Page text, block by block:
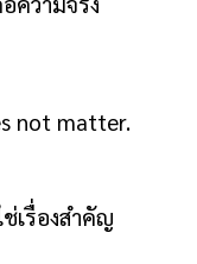
not matter.
เรื่องสำคัญ